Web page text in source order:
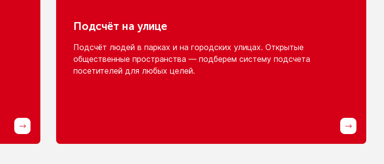
Подсчёт на улице
Подсчёт людей в парках и на городских улицах. Открытые
общественные пространства — подберем систему подсчета
посетителей для любых целей.